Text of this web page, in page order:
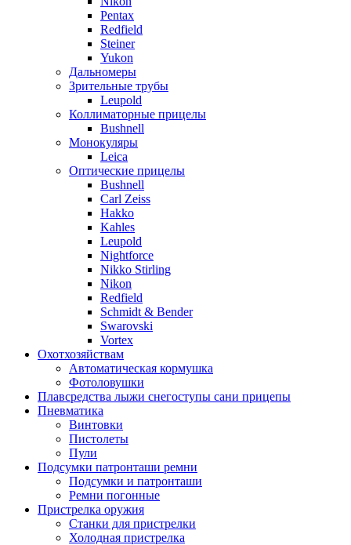
Pentax
Redfield
Steiner
Yukon
Дальномеры
Зрительные трубы
Leupold
Коллиматорные прицелы
Bushnell
Монокуляры
Leica
Оптические прицелы
Bushnell
Carl Zeiss
Hakko
Kahles
Leupold
Nightforce
Nikko Stirling
Nikon
Redfield
Schmidt & Bender
Swarovski
Vortex
Охотхозяйствам
Автоматическая кормушка
Фотоловушки
Плавсредства лыжи снегоступы сани прицепы
Пневматика
Винтовки
Пистолеты
Пули
Подсумки патронташи ремни
Подсумки и патронташи
Ремни погонные
Пристрелка оружия
Станки для пристрелки
Холодная пристрелка